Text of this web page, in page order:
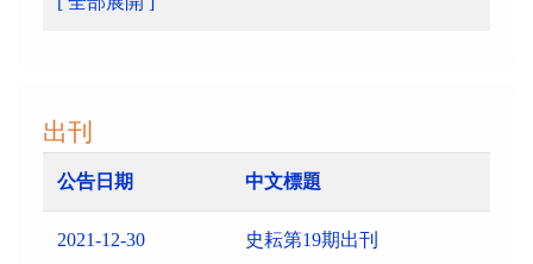
出刊
公告日期 中文標題
2021-12-30 史耘第19期出刊